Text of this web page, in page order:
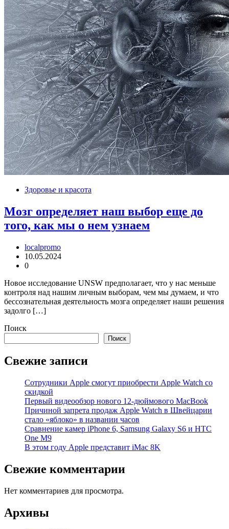
Здоровье и красота
Мозг определяет наш выбор еще до
того, как мы о нем узнаем
localpromo
10.05.2024
0
Новое исследование UNSW предполагает, что у нас меньше
контроля над нашим личным выборам, чем мы думаем, и что
бессознательная деятельность мозга определяет наши решения
задолго […]
Поиск
Поиск
Свежие записи
Сотрудники Apple смогут приобрести Apple Watch со
скидкой
Первый видеообзор нового 12-дюймового MacBook
Причиной запрета продаж Apple Watch в Швейцарии
стало «яблоко» в названии часов
Cравнение камер iPhone 6, Samsung Galaxy S6 и HTC
One M9
В этом году Apple представит iMac 8K
Свежие комментарии
Нет комментариев для просмотра.
Архивы